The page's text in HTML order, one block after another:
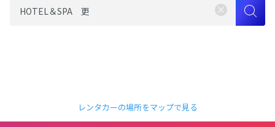
レンタカーの場所をマップで見る